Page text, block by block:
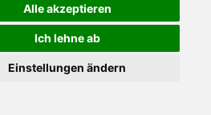
Alle akzeptieren
Ich lehne ab
Einstellungen ändern
Вы могли использовать весь функционал
Вы сможете узнать подробности и, при желании,
Продолжая пользоваться сайтом, Вы